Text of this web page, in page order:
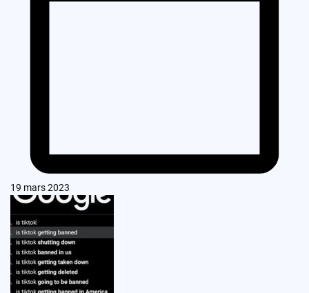
19 mars 2023